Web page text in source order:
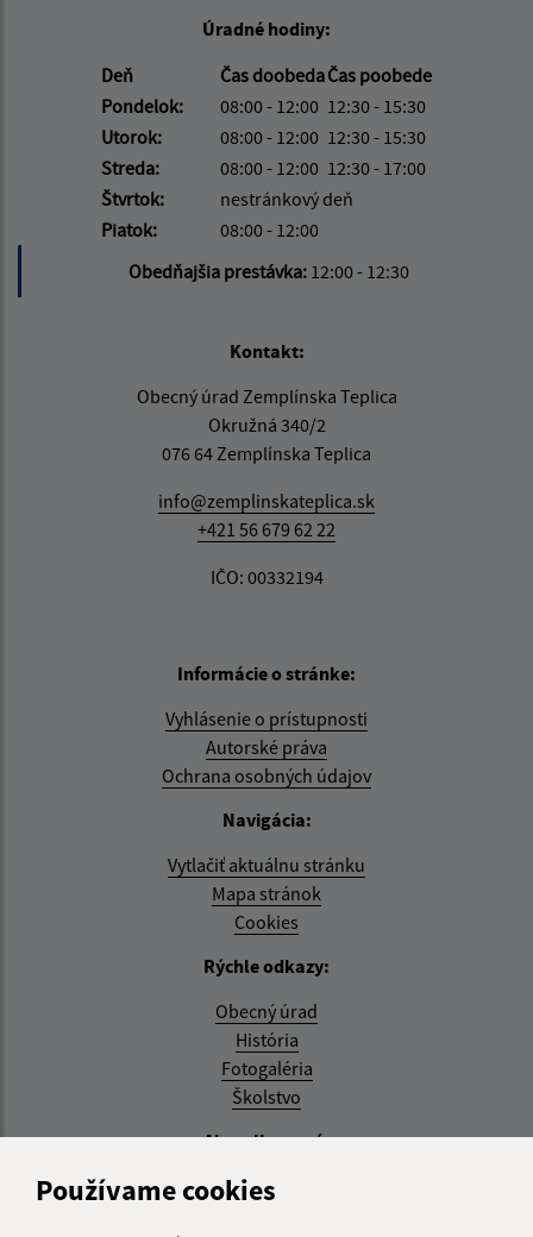
Používame cookies
Úradné hodiny:
Deň
Čas doobedaČas poobede
Pondelok:
08:00 - 12:00 12:30 - 15:30
Utorok:
08:00 - 12:00 12:30 - 15:30
Streda:
08:00 - 12:00 12:30 - 17:00
Štvrtok:
nestránkový deň
Piatok:
08:00 - 12:00
Obedňajšia prestávka: 12:00 - 12:30
Kontakt:
Obecný úrad Zemplínska Teplica
Okružná 340/2
076 64 Zemplínska Teplica
info@zemplinskateplica.sk
+421 56 679 62 22
IČO: 00332194
Informácie o stránke:
Vyhlásenie o prístupnosti
Autorské práva
Ochrana osobných údajov
Navigácia:
Vytlačiť aktuálnu stránku
Mapa stránok
Cookies
Rýchle odkazy:
Obecný úrad
História
Fotogaléria
Školstvo
Aktualizované:
04.08.2026 11:27 hod.